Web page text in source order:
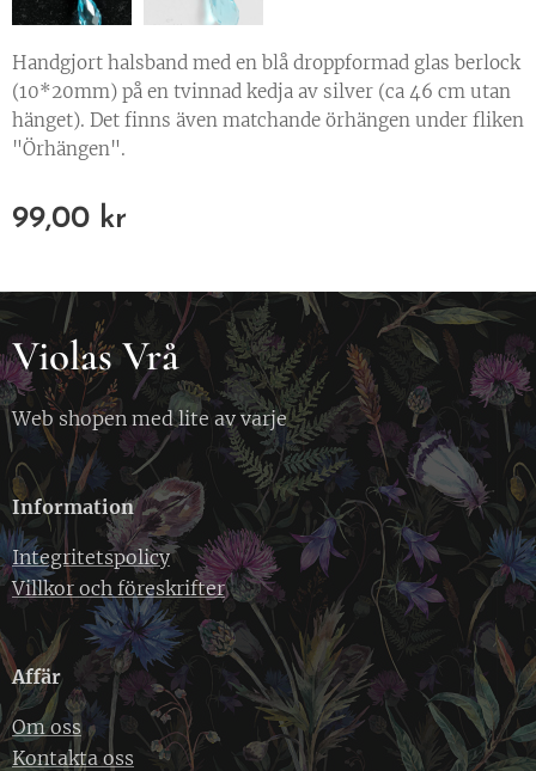
Handgjort halsband med en blå droppformad glas berlock
(10*20mm) på en tvinnad kedja av silver (ca 46 cm utan
hänget). Det finns även matchande örhängen under fliken
"Örhängen".
99,00 kr
Violas Vrå
Web shopen med lite av varje
Information
Integritetspolicy
Villkor och föreskrifter
Affär
Om oss
Kontakta oss